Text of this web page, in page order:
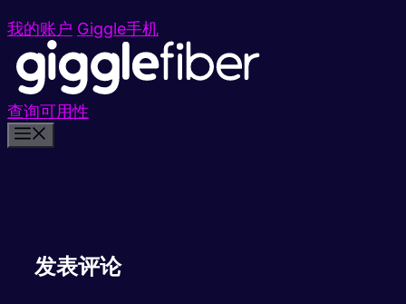
我的账户 Giggle手机
查询可用性
发表评论